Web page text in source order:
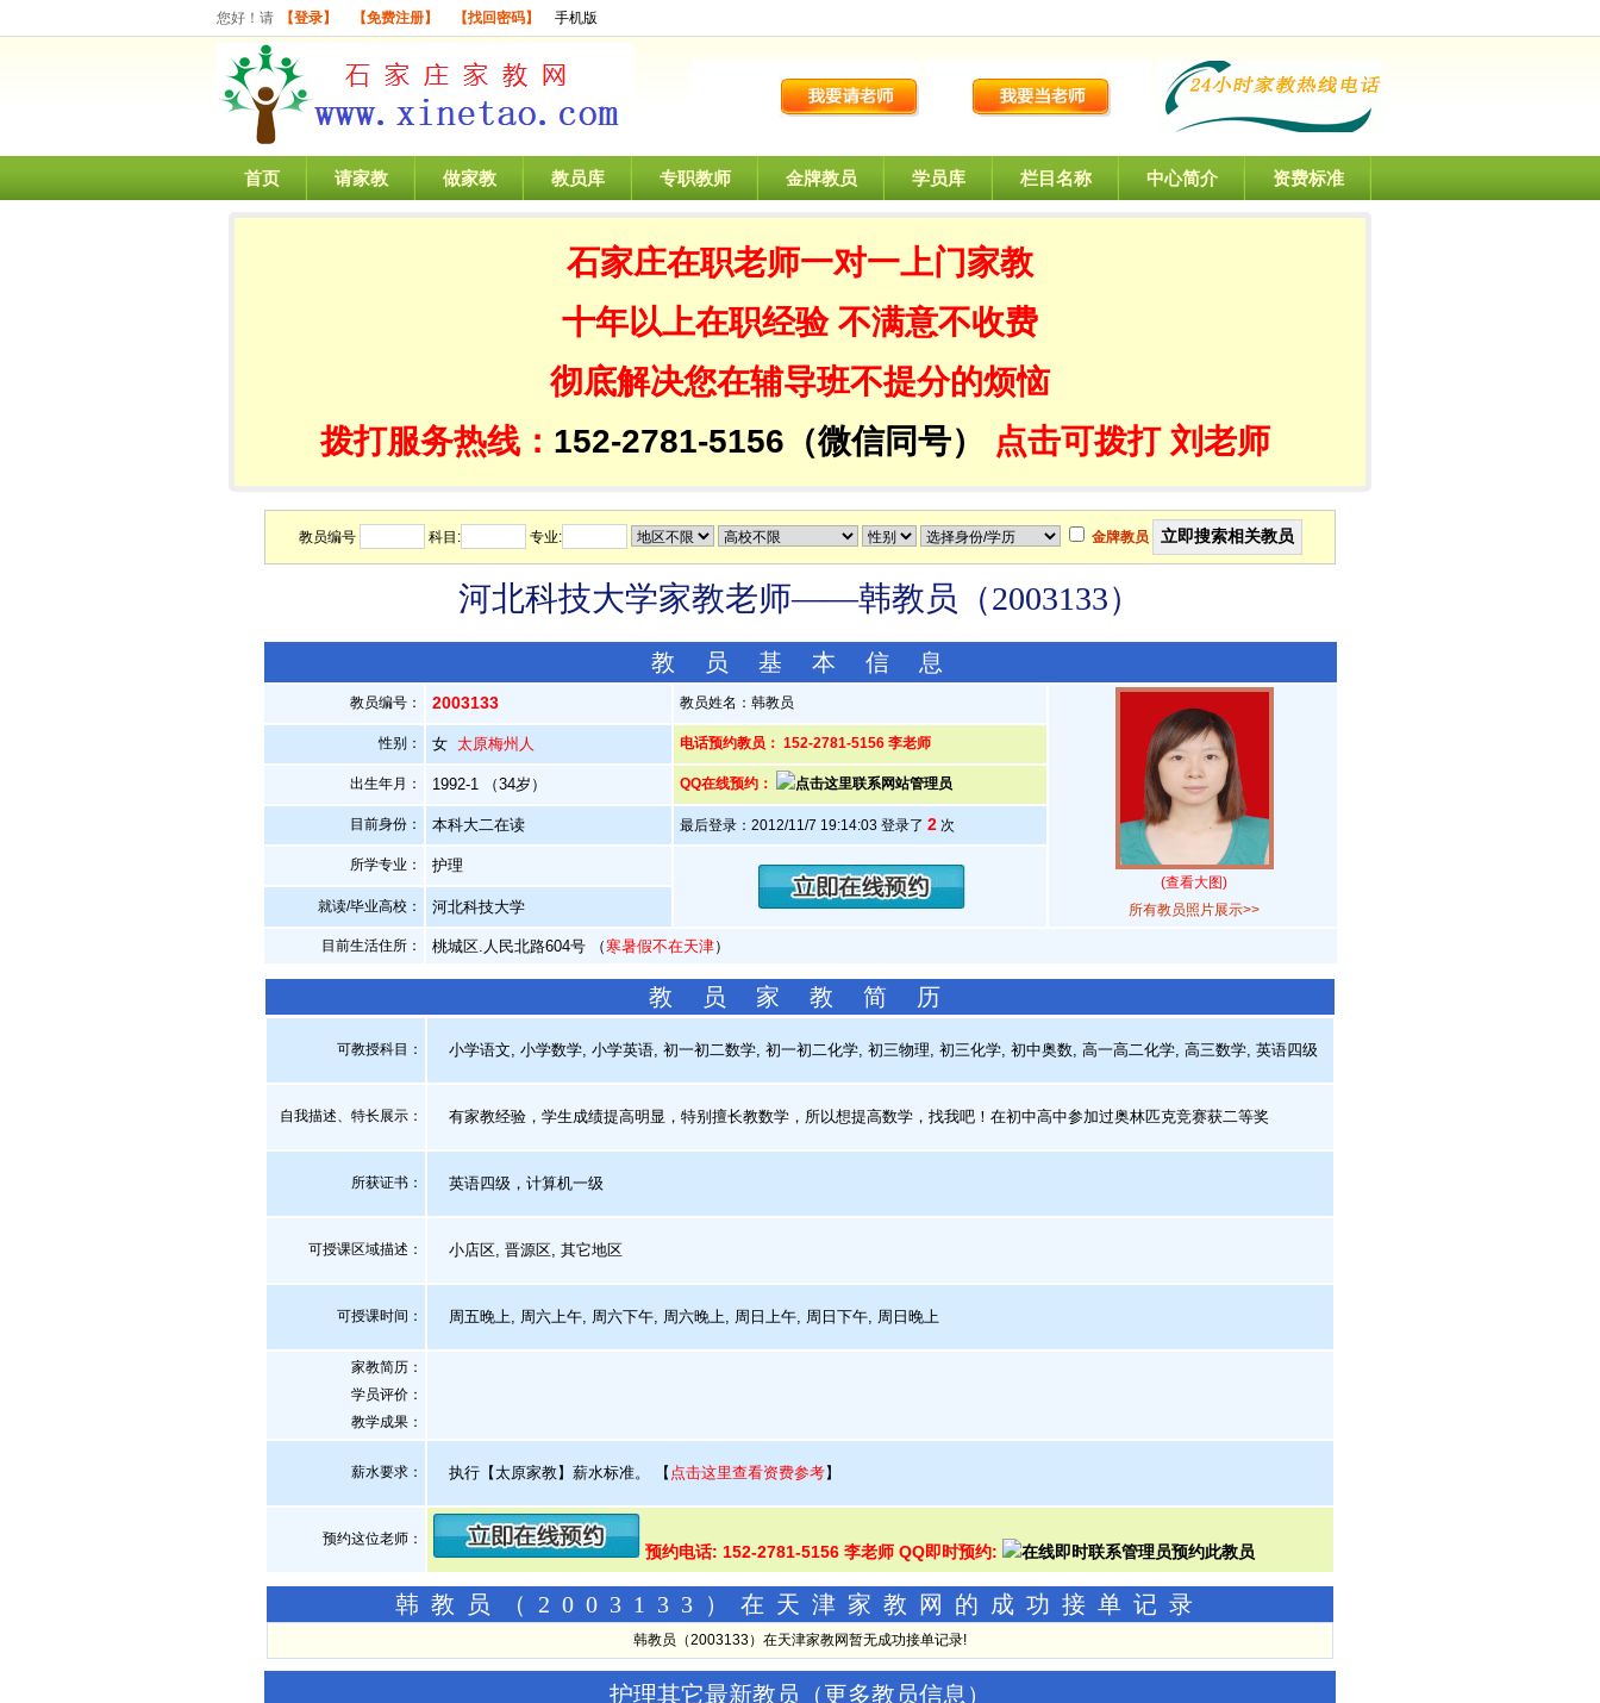
您好！请 【登录】 【免费注册】 【找回密码】 手机版
首页 请家教 做家教 教员库 专职教师 金牌教员 学员库 栏目名称 中心简介 资费标准
石家庄在职老师一对一上门家教
十年以上在职经验 不满意不收费
彻底解决您在辅导班不提分的烦恼
拨打服务热线： 152-2781-5156（微信同号） 点击可拨打 刘老师
教员编号 科目: 专业: 金牌教员
河北科技大学家教老师——韩教员（2003133）
教 员 基 本 信 息
教员编号： 2003133 教员姓名：韩教员
(查看大图)
所有教员照片展示>>
性别： 女 太原梅州人 电话预约教员： 152-2781-5156 李老师
出生年月： 1992-1 （34岁） QQ在线预约：
目前身份： 本科大二在读 最后登录：2012/11/7 19:14:03 登录了 2次
所学专业： 护理
就读/毕业高校： 河北科技大学
目前生活住所： 桃城区.人民北路604号 （寒暑假不在天津）
教 员 家 教 简 历
可教授科目： 小学语文, 小学数学, 小学英语, 初一初二数学, 初一初二化学, 初三物理, 初三化学, 初中奥数, 高一高二化学, 高三数学, 英语四级
自我描述、特长展示 ： 有家教经验，学生成绩提高明显，特别擅长教数学，所以想提高数学，找我吧！在初中高中参加过奥林匹克竞赛获二等奖
所获证书 ： 英语四级，计算机一级
可授课区域描述： 小店区, 晋源区, 其它地区
可授课时间： 周五晚上, 周六上午, 周六下午, 周六晚上, 周日上午, 周日下午, 周日晚上
家教简历：
学员评价：
教学成果：
薪水要求： 执行【太原家教】薪水标准。 【 点击这里查看资费参考】
预约这位老师：
预约电话: 152-2781-5156 李老师 QQ即时预约:
韩教员（2003133）在天津家教网的成功接单记录
韩教员（2003133）在天津家教网暂无成功接单记录!
护理其它最新教员（更多教员信息 ）